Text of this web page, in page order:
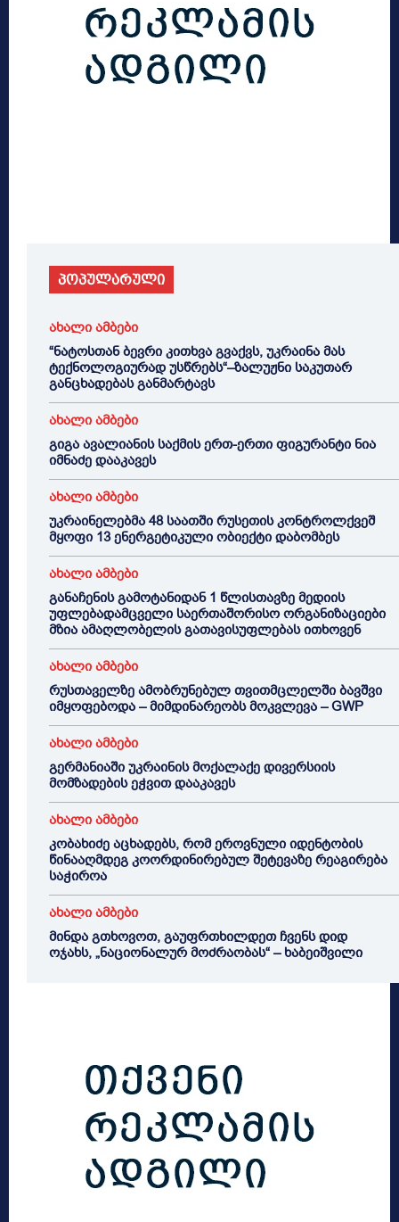
პოპულარული
ახალი ამბები
“ნატოსთან ბევრი კითხვა გვაქვს, უკრაინა მას
ტექნოლოგიურად უსწრებს“–ზალუჟნი საკუთარ
განცხადებას განმარტავს
ახალი ამბები
გიგა ავალიანის საქმის ერთ-ერთი ფიგურანტი ნია
იმნაძე დააკავეს
ახალი ამბები
უკრაინელებმა 48 საათში რუსეთის კონტროლქვეშ
მყოფი 13 ენერგეტიკული ობიექტი დაბომბეს
ახალი ამბები
განაჩენის გამოტანიდან 1 წლისთავზე მედიის
უფლებადამცველი საერთაშორისო ორგანიზაციები
მზია ამაღლობელის გათავისუფლებას ითხოვენ
ახალი ამბები
რუსთაველზე ამობრუნებულ თვითმცლელში ბავშვი
იმყოფებოდა – მიმდინარეობს მოკვლევა – GWP
ახალი ამბები
გერმანიაში უკრაინის მოქალაქე დივერსიის
მომზადების ეჭვით დააკავეს
ახალი ამბები
კობახიძე აცხადებს, რომ ეროვნული იდენტობის
წინააღმდეგ კოორდინირებულ შეტევაზე რეაგირება
საჭიროა
ახალი ამბები
მინდა გთხოვოთ, გაუფრთხილდეთ ჩვენს დიდ
ოჯახს, „ნაციონალურ მოძრაობას“ – ხაბეიშვილი